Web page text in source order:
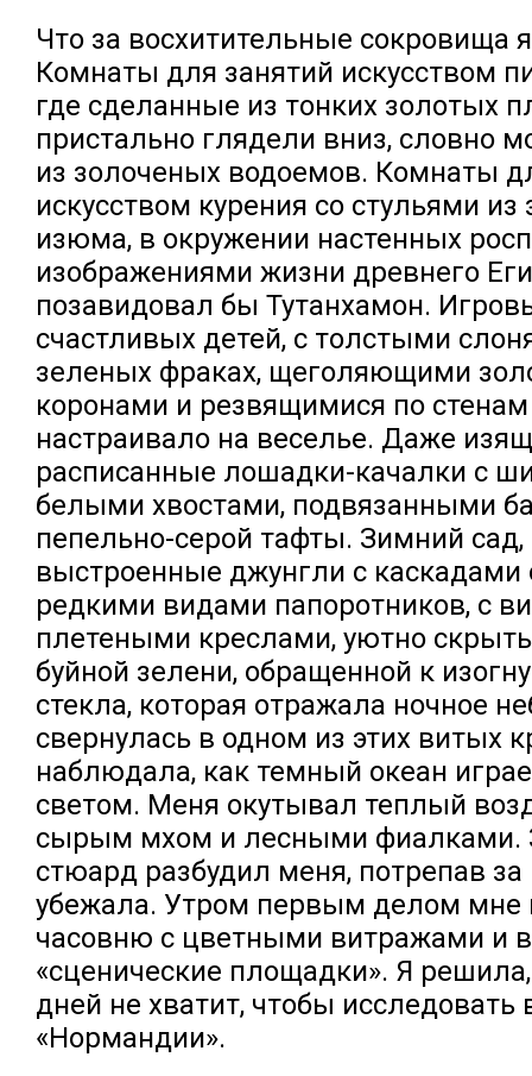
Что за восхитительные сокровища
Комнаты для занятий искусством
где сделанные из тонких золотых
пристально глядели вниз, словно
из золоченых водоемов. Комнаты
искусством курения со стульями
изюма, в окружении настенных
изображениями жизни древнего
позавидовал бы Тутанхамон.
счастливых детей, с толстыми
зеленых фраках, щеголяющими
коронами и резвящимися по
настраивало на веселье. Даже
расписанные лошадки-качалки с
белыми хвостами, подвязанными
пепельно-серой тафты. Зимний сад,
выстроенные джунгли с каскадами
редкими видами папоротников, с
плетеными креслами, уютно
буйной зелени, обращенной к
стекла, которая отражала ночное
свернулась в одном из этих витых
наблюдала, как темный океан
светом. Меня окутывал теплый
сырым мхом и лесными фиалками.
стюард разбудил меня, потрепав за
убежала. Утром первым делом мне
часовню с цветными витражами и
«сценические площадки». Я
дней не хватит, чтобы исследовать
«Нормандии».